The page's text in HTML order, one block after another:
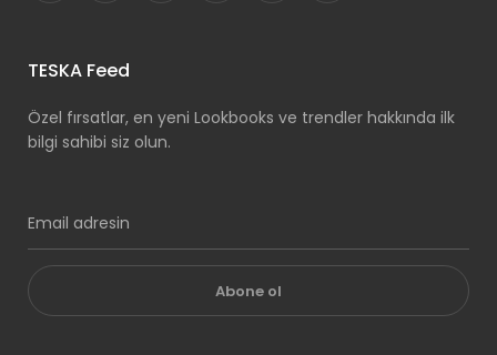
TESKA Feed
Özel fırsatlar, en yeni Lookbooks ve trendler hakkında ilk
bilgi sahibi siz olun.
Abone ol